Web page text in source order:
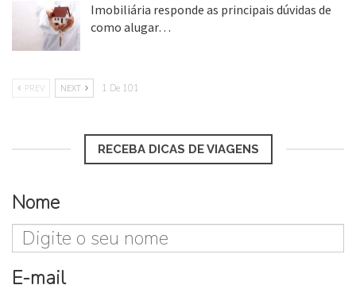
Imobiliária responde as principais dúvidas de
como alugar…
PREV NEXT 1 De 101
RECEBA DICAS DE VIAGENS
Nome
E-mail